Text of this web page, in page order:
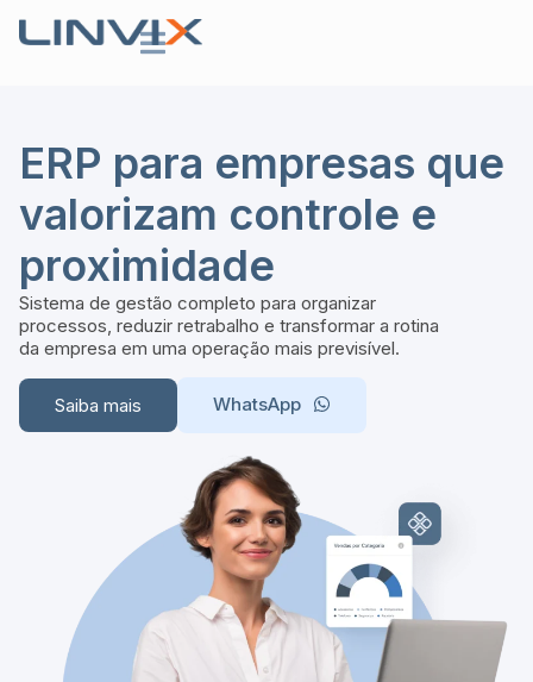
ERP para empresas que
valorizam controle e
proximidade
Sistema de gestão completo para organizar
processos, reduzir retrabalho e transformar a rotina
da empresa em uma operação mais previsível.
Saiba mais WhatsApp